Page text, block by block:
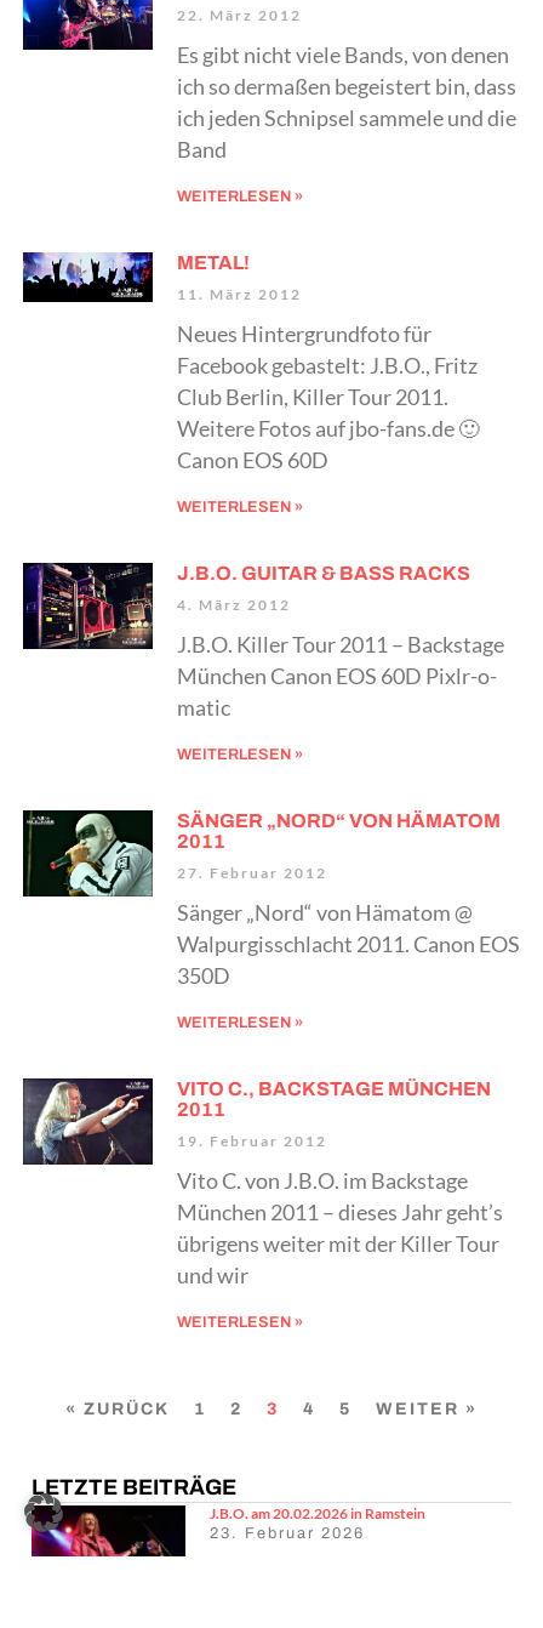
22. März 2012
Es gibt nicht viele Bands, von denen
ich so dermaßen begeistert bin, dass
ich jeden Schnipsel sammele und die
Band
WEITERLESEN »
METAL!
11. März 2012
Neues Hintergrundfoto für
Facebook gebastelt: J.B.O., Fritz
Club Berlin, Killer Tour 2011.
Weitere Fotos auf jbo-fans.de 🙂
Canon EOS 60D
WEITERLESEN »
J.B.O. GUITAR & BASS RACKS
4. März 2012
J.B.O. Killer Tour 2011 – Backstage
München Canon EOS 60D Pixlr-o-
matic
WEITERLESEN »
SÄNGER „NORD“ VON HÄMATOM
2011
27. Februar 2012
Sänger „Nord“ von Hämatom @
Walpurgisschlacht 2011. Canon EOS
350D
WEITERLESEN »
VITO C., BACKSTAGE MÜNCHEN
2011
19. Februar 2012
Vito C. von J.B.O. im Backstage
München 2011 – dieses Jahr geht’s
übrigens weiter mit der Killer Tour
und wir
WEITERLESEN »
« ZURÜCK 1 2 3 4 5 WEITER »
LETZTE BEITRÄGE
J.B.O. am 20.02.2026 in Ramstein
23. Februar 2026